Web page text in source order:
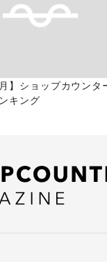
】ショップカウンタ
キング